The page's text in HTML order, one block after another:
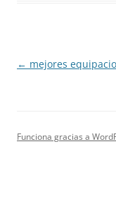
Navegación
← mejores
Funciona gracias a